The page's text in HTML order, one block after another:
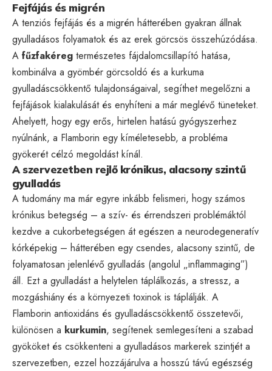
Fejfájás és migrén
A tenziós fejfájás és a migrén hátterében gyakran állnak
gyulladásos folyamatok és az erek görcsös összehúzódása.
A fűzfakéreg természetes fájdalomcsillapító hatása,
kombinálva a gyömbér görcsoldó és a kurkuma
gyulladáscsökkentő tulajdonságaival, segíthet megelőzni a
fejfájások kialakulását és enyhíteni a már meglévő tüneteket.
Ahelyett, hogy egy erős, hirtelen hatású gyógyszerhez
nyúlnánk, a Flamborin egy kíméletesebb, a probléma
gyökerét célzó megoldást kínál.
A szervezetben rejlő krónikus, alacsony szintű
gyulladás
A tudomány ma már egyre inkább felismeri, hogy számos
krónikus betegség – a szív- és érrendszeri problémáktól
kezdve a cukorbetegségen át egészen a neurodegeneratív
kórképekig – hátterében egy csendes, alacsony szintű, de
folyamatosan jelenlévő gyulladás (angolul „inflammaging”)
áll. Ezt a gyulladást a helytelen táplálkozás, a stressz, a
mozgáshiány és a környezeti toxinok is táplálják. A
Flamborin antioxidáns és gyulladáscsökkentő összetevői,
különösen a kurkumin, segítenek semlegesíteni a szabad
gyököket és csökkenteni a gyulladásos markerek szintjét a
szervezetben, ezzel hozzájárulva a hosszú távú egészség